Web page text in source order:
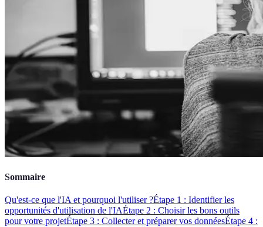
Sommaire
Qu'est-ce que l'IA et pourquoi l'utiliser ?Étape 1 : Identifier les
opportunités d'utilisation de l'IAÉtape 2 : Choisir les bons outils
pour votre projetÉtape 3 : Collecter et préparer vos donnéesÉtape 4 :